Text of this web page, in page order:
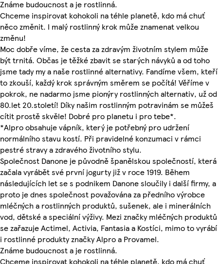
Známe budoucnost a je rostlinná.
Chceme inspirovat kohokoli na téhle planetě, kdo má chuť
něco změnit. I malý rostlinný krok může znamenat velkou
změnu!
Moc dobře víme, že cesta za zdravým životním stylem může
být trnitá. Občas je těžké zbavit se starých návyků a od toho
jsme tady my a naše rostlinné alternativy. Fandíme všem, kteří
to zkouší, každý krok správným směrem se počítá! Věříme v
pokrok, ne nadarmo jsme pionýry rostlinných alternativ, už od
80.let 20.století! Díky našim rostlinným potravinám se můžeš
cítit prostě skvěle! Dobré pro planetu i pro tebe*.
*Alpro obsahuje vápník, který je potřebný pro udržení
normálního stavu kostí. Při pravidelné konzumaci v rámci
pestré stravy a zdravého životního stylu.
Společnost Danone je původně španělskou společností, která
začala vyrábět své první jogurty již v roce 1919. Během
následujících let se s podnikem Danone sloučily i další firmy, a
proto je dnes společnost považována za předního výrobce
mléčných a rostlinných produktů, sušenek, ale i minerálních
vod, dětské a speciální výživy. Mezi značky mléčných produktů
se zařazuje Actimel, Activia, Fantasia a Kostíci, mimo to vyrábí
i rostlinné produkty značky Alpro a Provamel.
Známe budoucnost a je rostlinná.
Chceme inspirovat kohokoli na téhle planetě, kdo má chuť